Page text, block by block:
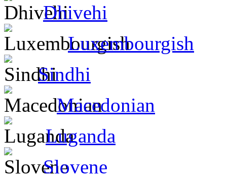
Dhivehi
Luxembourgish
Sindhi
Macedonian
Luganda
Slovene